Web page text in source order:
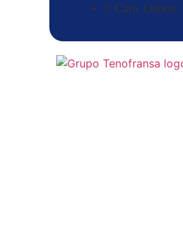
Cam. Llanos,